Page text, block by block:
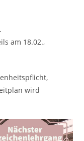
am 18.02.,
wird